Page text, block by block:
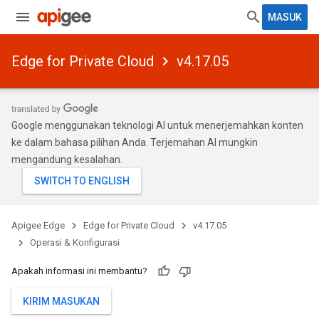
MASUK
Edge for Private Cloud v4.17.05
Google menggunakan teknologi AI untuk menerjemahkan konten
ke dalam bahasa pilihan Anda. Terjemahan AI mungkin
mengandung kesalahan.
Apigee Edge Edge for Private Cloud
v4.17.05
Operasi & Konfigurasi
Apakah informasi ini membantu?
KIRIM MASUKAN